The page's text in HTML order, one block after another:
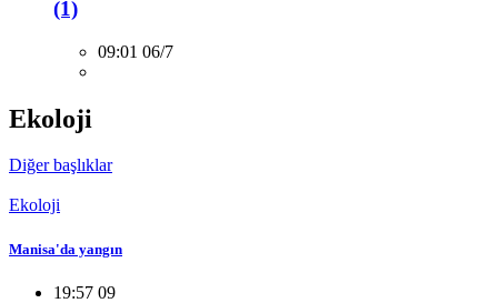
(1)
09:01 06/7
Ekoloji
Diğer başlıklar
Ekoloji
Manisa'da yangın
19:57 09